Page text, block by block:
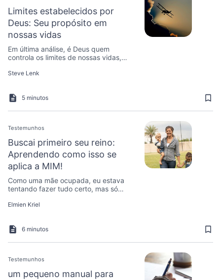
Limites estabelecidos por
Deus: Seu propósito em
nossas vidas
Em última análise, é Deus quem
controla os limites de nossas vidas,
mesmo.
Steve Lenk
5 minutos
Testemunhos
Buscai primeiro seu reino:
Aprendendo como isso se
aplica a MIM!
Como uma mãe ocupada, eu estava
tentando fazer tudo certo, mas só
é que tudo ficou claro para mim.
Elmien Kriel
6 minutos
Testemunhos
um pequeno manual para